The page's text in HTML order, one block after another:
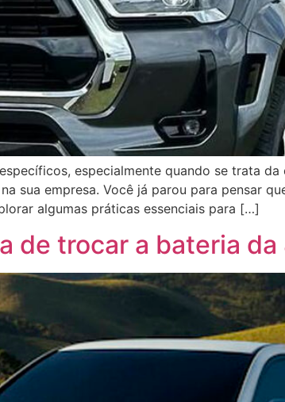
especialmente quando se trata
sua empresa. Você já parou para pensar
algumas práticas essenciais para […]
de trocar a bateria